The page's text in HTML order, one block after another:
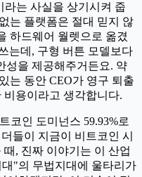
라는 사실을 상기시켜 줍
는 플랫폼은 절대 믿지 않
하드웨어 월렛으로 옮겼
는데, 구형 버튼 모델보다
성을 제공해주거든요. 약
는 동안 CEO가 영구 퇴출
용이라고 생각합니다.
코인 도미넌스 59.93%로
들이 지금이 비트코인 시
, 진짜 이야기는 이 산업
"의 무법지대에 울타리가